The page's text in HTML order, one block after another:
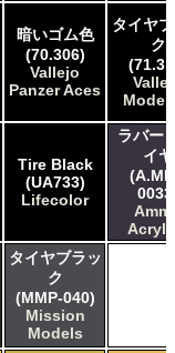
暗いゴム色
(70.306)
Vallejo
Panzer Aces
タイヤ
ク
Model
Tire Black
(UA733)
Lifecolor
ラバー
イヤ
タイヤブラッ
ク
(MMP-040)
Mission
Models